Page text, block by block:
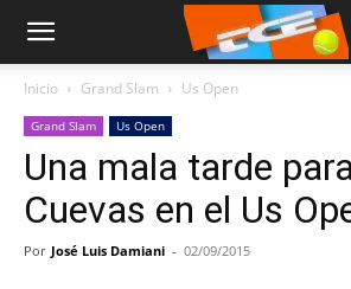
Inicio Grand Slam Us Open
Grand Slam Us Open
Una mala tarde
Cuevas en el Us
Por José Luis Damiani - 02/09/2015